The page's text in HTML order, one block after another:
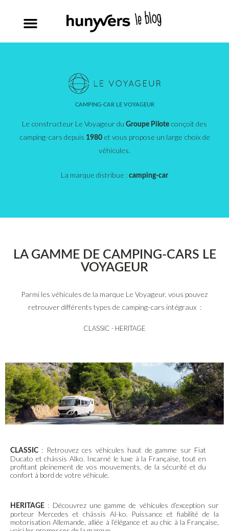
CAMPING-CAR LE VOYAGEUR
Le constructeur Le Voyageur du Groupe Pilote conçoit des
camping-cars depuis 1980et vous propose un large choix de
véhicules.
La marque distribue : camping-car
LA GAMME DE CAMPING-CARS LE
VOYAGEUR
Parmi les véhicules de la marque Le Voyageur, vous pouvez
retrouver différents types de camping-cars intégraux :
CLASSIC - HERITAGE
CLASSIC : Retrouvez ces véhicules haut de gamme sur Fiat
Ducato et châssis Alko. Incarné le luxe à la Française, tout en
profitant pleinement de vos mouvements, de la sécurité et du
confort à bord de votre véhicule.
HERITAGE : Découvrez une gamme de véhicules d’exception sur
porteur Mercedes et châssis Al-ko. Puissance et fiabilité de la
motorisation Allemande, alliée à l’élégance et au chic à la Française,